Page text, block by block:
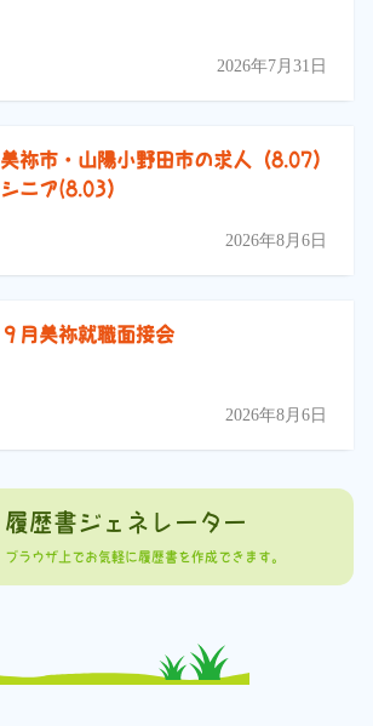
2026年7月31日
美祢市・山陽小野田市の求人（8.07）
シニア(8.03）
2026年8月6日
９月美祢就職面接会
2026年8月6日
履歴書ジェネレーター
ブラウザ上でお気軽に履歴書を作成できます。